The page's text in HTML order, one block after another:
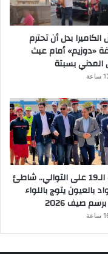
بدل أن تحترم
«دوزيم» أمام عبث
المدني بسبتة
للسنة الـ19 على التوالي.. شاطئ
بالعيون يتوج باللواء
صيف 2026